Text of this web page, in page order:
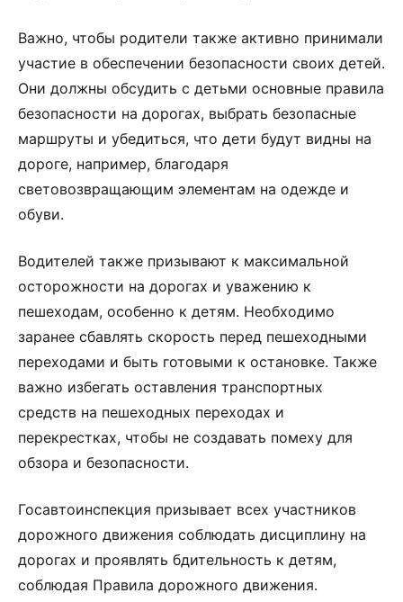
Важно, чтобы родители также активно принимали
участие в обеспечении безопасности своих детей.
Они должны обсудить с детьми основные правила
безопасности на дорогах, выбрать безопасные
маршруты и убедиться, что дети будут видны на
дороге, например, благодаря
световозвращающим элементам на одежде и
обуви.
Водителей также призывают к максимальной
осторожности на дорогах и уважению к
пешеходам, особенно к детям. Необходимо
заранее сбавлять скорость перед пешеходными
переходами и быть готовыми к остановке. Также
важно избегать оставления транспортных
средств на пешеходных переходах и
перекрестках, чтобы не создавать помеху для
обзора и безопасности.
Госавтоинспекция призывает всех участников
дорожного движения соблюдать дисциплину на
дорогах и проявлять бдительность к детям,
соблюдая Правила дорожного движения.